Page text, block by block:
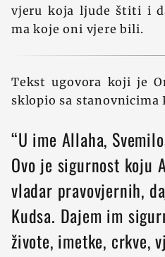
vjeru koja ljude štiti i
ma koje oni vjere bili.
Tekst ugovora koji je
sklopio sa stanovnicima
“U ime Allaha,
Ovo je sigurnost koju
vladar pravovjernih,
Kudsa. Dajem im
živote, imetke, crkve,